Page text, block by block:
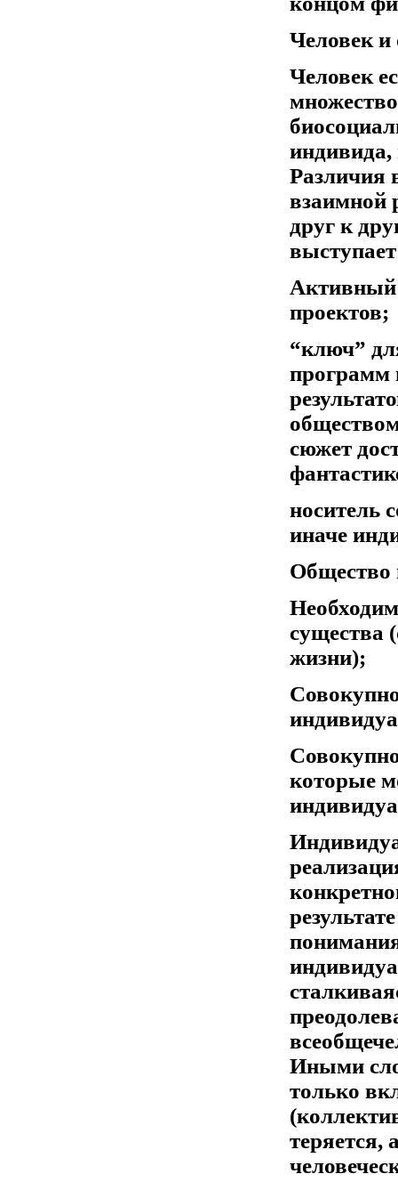
Человек и
Человек
индивида,
Различия
взаимной
друг к
Активный
проектов;
“ключ”
программ
сюжет
носитель
иначе
Общество
существа
жизни);
которые
Иными
только
теряется,